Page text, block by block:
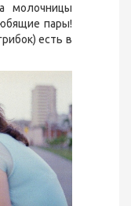
молочницы
пары!
есть в